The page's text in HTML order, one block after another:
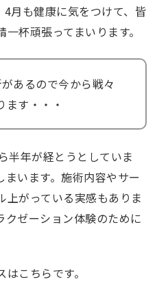
月も健康に気をつけて、皆
杯頑張ってまいります。
あるので今から戦々
ます・・・
半年が経とうとしていま
います。施術内容やサー
上がっている実感もありま
クゼーション体験のために
こちらです。